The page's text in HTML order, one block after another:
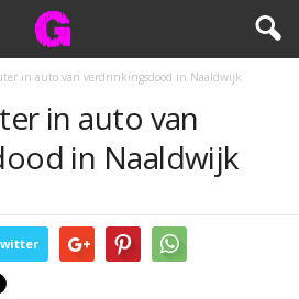
in auto van verdrinkingsdood in Naaldwijk
in auto van
in Naaldwijk